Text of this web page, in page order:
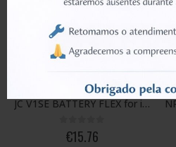
JC V1SE BATTERY FLEX for iPhone 12ProMax
PROGRAMMING TOOLS
NP6SP Nand Non-Removal Programmer for iPhone 6S Plus
0out of 5
€34.49